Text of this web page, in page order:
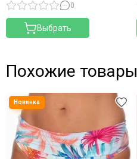
0
Выбрать
Похожие товары